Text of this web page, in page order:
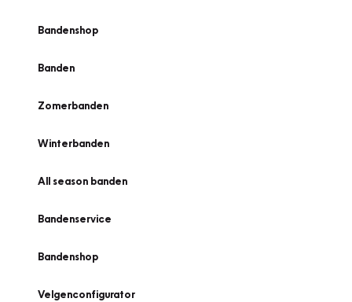
Bandenshop
Banden
Zomerbanden
Winterbanden
All season banden
Bandenservice
Bandenshop
Velgenconfigurator